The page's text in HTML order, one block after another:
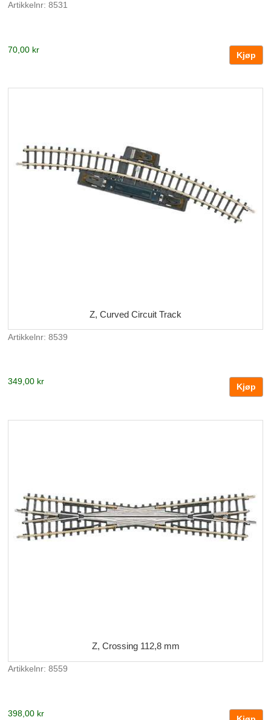
Artikkelnr: 8531
70,00 kr
Z, Curved Circuit Track
Artikkelnr: 8539
349,00 kr
Z, Crossing 112,8 mm
Artikkelnr: 8559
398,00 kr